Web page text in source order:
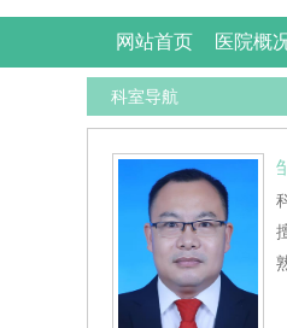
网站首页 医院概
科室导航